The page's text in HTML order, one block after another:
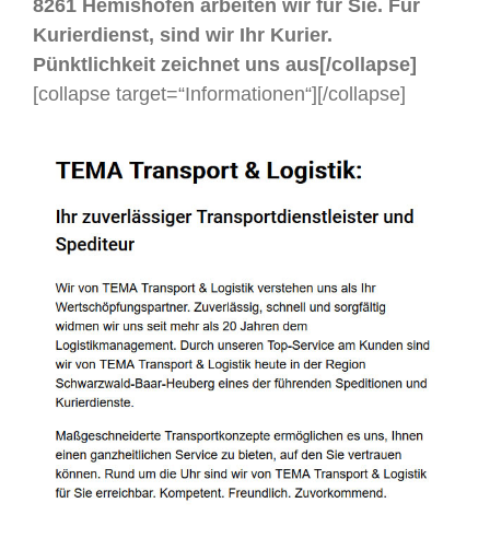
8261 Hemishofen arbeiten wir für Sie. Für
Kurierdienst, sind wir Ihr Kurier.
Pünktlichkeit zeichnet uns aus[/collapse]
[collapse target=“Informationen“][/collapse]